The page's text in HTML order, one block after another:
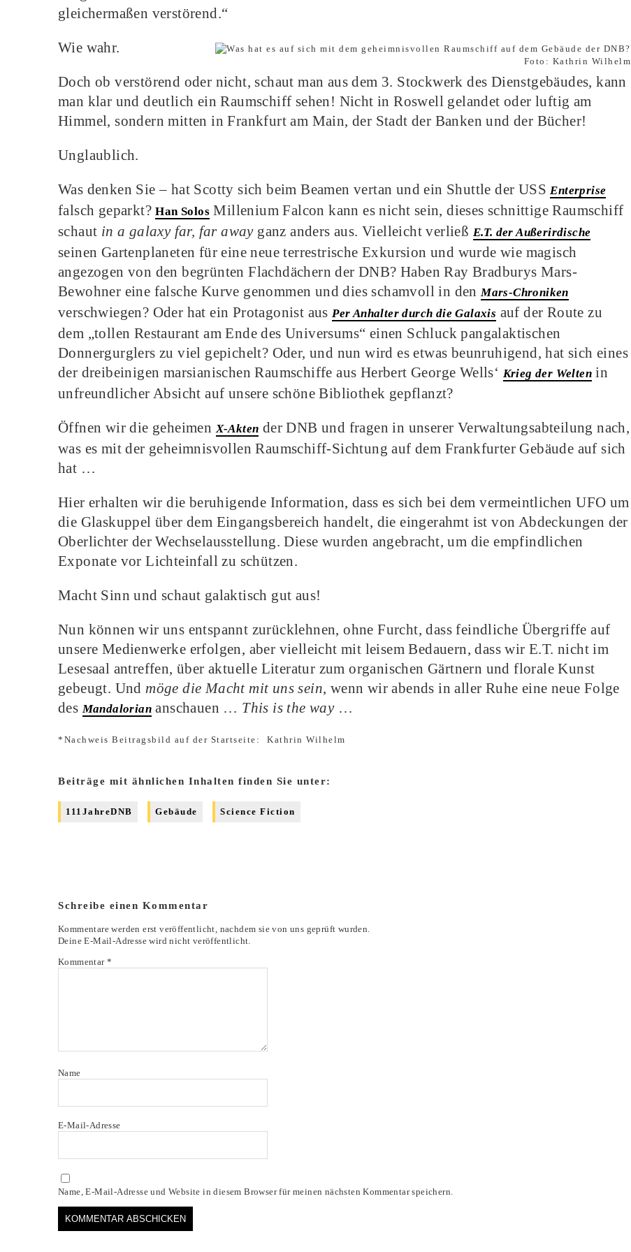
gleichermaßen verstörend.“
Foto: Kathrin Wilhelm
Wie wahr.
Doch ob verstörend oder nicht, schaut man aus dem 3. Stockwerk des Dienstgebäudes, kann
man klar und deutlich ein Raumschiff sehen! Nicht in Roswell gelandet oder luftig am
Himmel, sondern mitten in Frankfurt am Main, der Stadt der Banken und der Bücher!
Unglaublich.
Was denken Sie – hat Scotty sich beim Beamen vertan und ein Shuttle der USSEnterprise
falsch geparkt?Han Solos Millenium Falcon kann es nicht sein, dieses schnittige Raumschiff
schaut in a galaxy far, far awayganz anders aus. Vielleicht verließ E.T. der Außerirdische
seinen Gartenplaneten für eine neue terrestrische Exkursion und wurde wie magisch
angezogen von den begrünten Flachdächern der DNB? Haben Ray Bradburys Mars-
Bewohner eine falsche Kurve genommen und dies schamvoll in denMars-Chroniken
verschwiegen? Oder hat ein Protagonist ausPer Anhalter durch die Galaxis auf der Route zu
dem „tollen Restaurant am Ende des Universums“ einen Schluck pangalaktischen
Donnergurglers zu viel gepichelt? Oder, und nun wird es etwas beunruhigend, hat sich eines
der dreibeinigen marsianischen Raumschiffe aus Herbert George Wells‘ Krieg der Welten in
unfreundlicher Absicht auf unsere schöne Bibliothek gepflanzt?
Öffnen wir die geheimenX-Akten der DNB und fragen in unserer Verwaltungsabteilung nach,
was es mit der geheimnisvollen Raumschiff-Sichtung auf dem Frankfurter Gebäude auf sich
hat …
Hier erhalten wir die beruhigende Information, dass es sich bei dem vermeintlichen UFO um
die Glaskuppel über dem Eingangsbereich handelt, die eingerahmt ist von Abdeckungen der
Oberlichter der Wechselausstellung. Diese wurden angebracht, um die empfindlichen
Exponate vor Lichteinfall zu schützen.
Macht Sinn und schaut galaktisch gut aus!
Nun können wir uns entspannt zurücklehnen, ohne Furcht, dass feindliche Übergriffe auf
unsere Medienwerke erfolgen, aber vielleicht mit leisem Bedauern, dass wir E.T. nicht im
Lesesaal antreffen, über aktuelle Literatur zum organischen Gärtnern und florale Kunst
gebeugt. Undmöge die Macht mit uns sein, wenn wir abends in aller Ruhe eine neue Folge
desMandalorian anschauen … This is the way…
*Nachweis Beitragsbild auf der Startseite: Kathrin Wilhelm
Beiträge mit ähnlichen Inhalten finden Sie unter:
111JahreDNB Gebäude Science Fiction
Schreibe einen Kommentar
Kommentare werden erst veröffentlicht, nachdem sie von uns geprüft wurden.
Deine E-Mail-Adresse wird nicht veröffentlicht.
Kommentar*
Name
E-Mail-Adresse
Name, E-Mail-Adresse und Website in diesem Browser für meinen nächsten Kommentar speichern.